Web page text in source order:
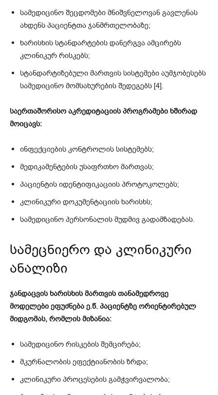
სამედიცინო შეცდომები მნიშვნელოვან გავლენას
ახდენს პაციენტთა ჯანმრთელობაზე;
ხარისხის სტანდარტების დანერგვა ამცირებს
კლინიკურ რისკებს;
სტანდარტიზებული მართვის სისტემები აუმჯობესებს
სამედიცინო მომსახურების შედეგებს [4].
საერთაშორისო აკრედიტაციის პროგრამები ხშირად
მოიცავს:
ინფექციების კონტროლის სისტემებს;
მედიკამენტების უსაფრთხო მართვას;
პაციენტის იდენტიფიკაციის პროტოკოლებს;
კლინიკური დოკუმენტაციის ხარისხს;
სამედიცინო პერსონალის მუდმივ გადამზადებას.
სამეცნიერო და კლინიკური
ანალიზი
ჯანდაცვის ხარისხის მართვის თანამედროვე
მოდელები ეფუძნება ე.წ. პაციენტზე ორიენტირებულ
მიდგომას, რომლის მიზანია:
სამედიცინო რისკების შემცირება;
მკურნალობის ეფექტიანობის ზრდა;
კლინიკური პროცესების გამჭვირვალობა;